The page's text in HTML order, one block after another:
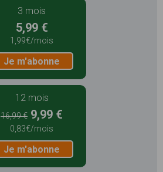
3 mois
5,99 €
1,99€/mois
Je m'abonne
12 mois
16,99 € 9,99 €
0,83€/mois
Je m'abonne